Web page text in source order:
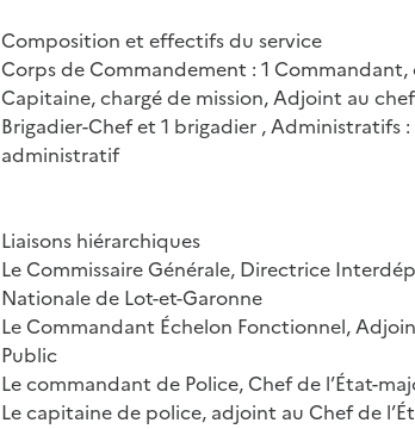
Composition et effectifs du service
Corps de Commandement : 1 Commandant,
Capitaine, chargé de mission, Adjoint au chef
Brigadier-Chef et 1 brigadier , Administratifs
administratif
Liaisons hiérarchiques
Le Commissaire Générale, Directrice
Nationale de Lot-et-Garonne
Le Commandant Échelon Fonctionnel,
Public
Le commandant de Police, Chef de l’État-
Le capitaine de police, adjoint au Chef de